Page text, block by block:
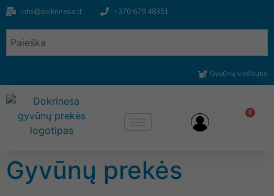
info@dokrinesa.lt +370 679 48351
Gyvūnų viešbutis
0
Gyvūnų prekės